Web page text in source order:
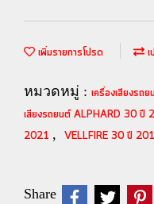
เพิ่มรายการโปรด
หมวดหมู่ : เครื่องเสียงร
เสียงรถยนต์ ALPHARD 30 ปี
2021 , VELLFIRE 30 ปี
Share